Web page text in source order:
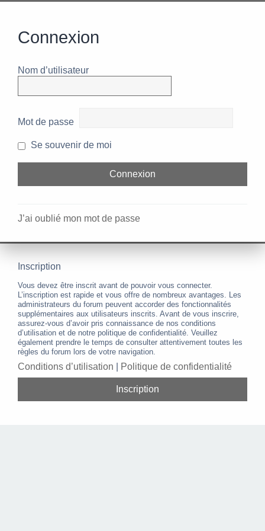
Connexion
Nom d’utilisateur
Mot de passe
Se souvenir de moi
J’ai oublié mon mot de passe
Inscription
Vous devez être inscrit avant de pouvoir vous connecter.
L’inscription est rapide et vous offre de nombreux avantages. Les
administrateurs du forum peuvent accorder des fonctionnalités
supplémentaires aux utilisateurs inscrits. Avant de vous inscrire,
assurez-vous d’avoir pris connaissance de nos conditions
d’utilisation et de notre politique de confidentialité. Veuillez
également prendre le temps de consulter attentivement toutes les
règles du forum lors de votre navigation.
Conditions d’utilisation Politique de confidentialité
Inscription